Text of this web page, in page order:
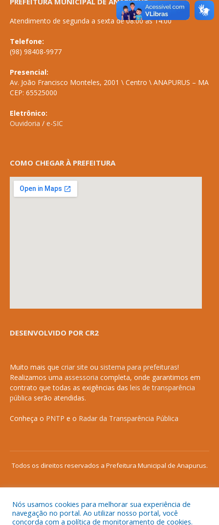
Atendimento de segunda a sexta de 08:00 às 14:00
Telefone:
(98) 98408-9977
Presencial:
Av. João Francisco Monteles, 2001 \ Centro \ ANAPURUS – MA
CEP: 65525000
Eletrônico:
Ouvidoria / e-SIC
COMO CHEGAR À PREFEITURA
DESENVOLVIDO POR CR2
Muito mais que criar site ou sistema para prefeituras!
Realizamos uma assessoria completa, onde garantimos em
contrato que todas as exigências das leis de transparência
pública serão atendidas.
Conheça o PNTP e o Radar da Transparência Pública
Todos os direitos reservados a Prefeitura Municipal de Anapurus.
Mapa do Site
Acessar Área Administrativa
Acessar o Webmail
Nós usamos cookies para melhorar sua experiência de
navegação no portal. Ao utilizar nosso portal, você
concorda com a política de monitoramento de cookies.